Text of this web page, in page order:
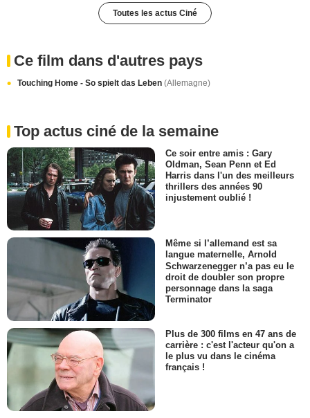
Toutes les actus Ciné
Ce film dans d'autres pays
Touching Home - So spielt das Leben (Allemagne)
Top actus ciné de la semaine
Ce soir entre amis : Gary
Oldman, Sean Penn et Ed
Harris dans l'un des meilleurs
thrillers des années 90
injustement oublié !
Même si l’allemand est sa
langue maternelle, Arnold
Schwarzenegger n’a pas eu le
droit de doubler son propre
personnage dans la saga
Terminator
Plus de 300 films en 47 ans de
carrière : c'est l'acteur qu'on a
le plus vu dans le cinéma
français !